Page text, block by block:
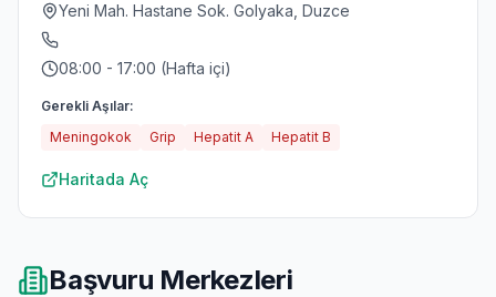
Yeni Mah. Hastane Sok. Golyaka, Duzce
08:00 - 17:00 (Hafta içi)
Gerekli Aşılar:
Meningokok
Grip Hepatit A Hepatit B
Haritada Aç
Başvuru Merkezleri